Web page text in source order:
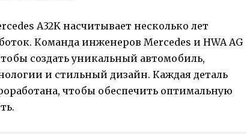
A32K насчитывает несколько лет
Команда инженеров Mercedes и HWA AG
создать уникальный автомобиль,
и стильный дизайн. Каждая деталь
чтобы обеспечить оптимальную